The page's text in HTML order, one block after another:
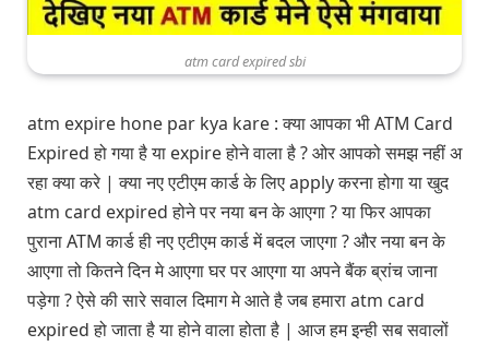
atm card expired sbi
atm expire hone par kya kare : क्या आपका भी ATM Card
Expired हो गया है या expire होने वाला है ? ओर आपको समझ नहीं अ
रहा क्या करे | क्या नए एटीएम कार्ड के लिए apply करना होगा या खुद
atm card expired होने पर नया बन के आएगा ? या फिर आपका
पुराना ATM कार्ड ही नए एटीएम कार्ड में बदल जाएगा ? और नया बन के
आएगा तो कितने दिन मे आएगा घर पर आएगा या अपने बैंक ब्रांच जाना
पड़ेगा ? ऐसे की सारे सवाल दिमाग मे आते है जब हमारा atm card
expired हो जाता है या होने वाला होता है | आज हम इन्ही सब सवालों